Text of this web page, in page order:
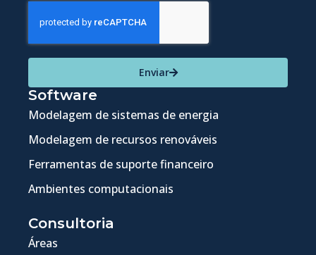
Enviar
Software
Modelagem de sistemas de energia
Modelagem de recursos renováveis
Ferramentas de suporte financeiro
Ambientes computacionais
Consultoria
Áreas